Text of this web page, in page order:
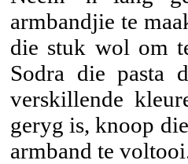
armbandjie te
die stuk wol om
Sodra die
verskillende
geryg is, knoop
armband te